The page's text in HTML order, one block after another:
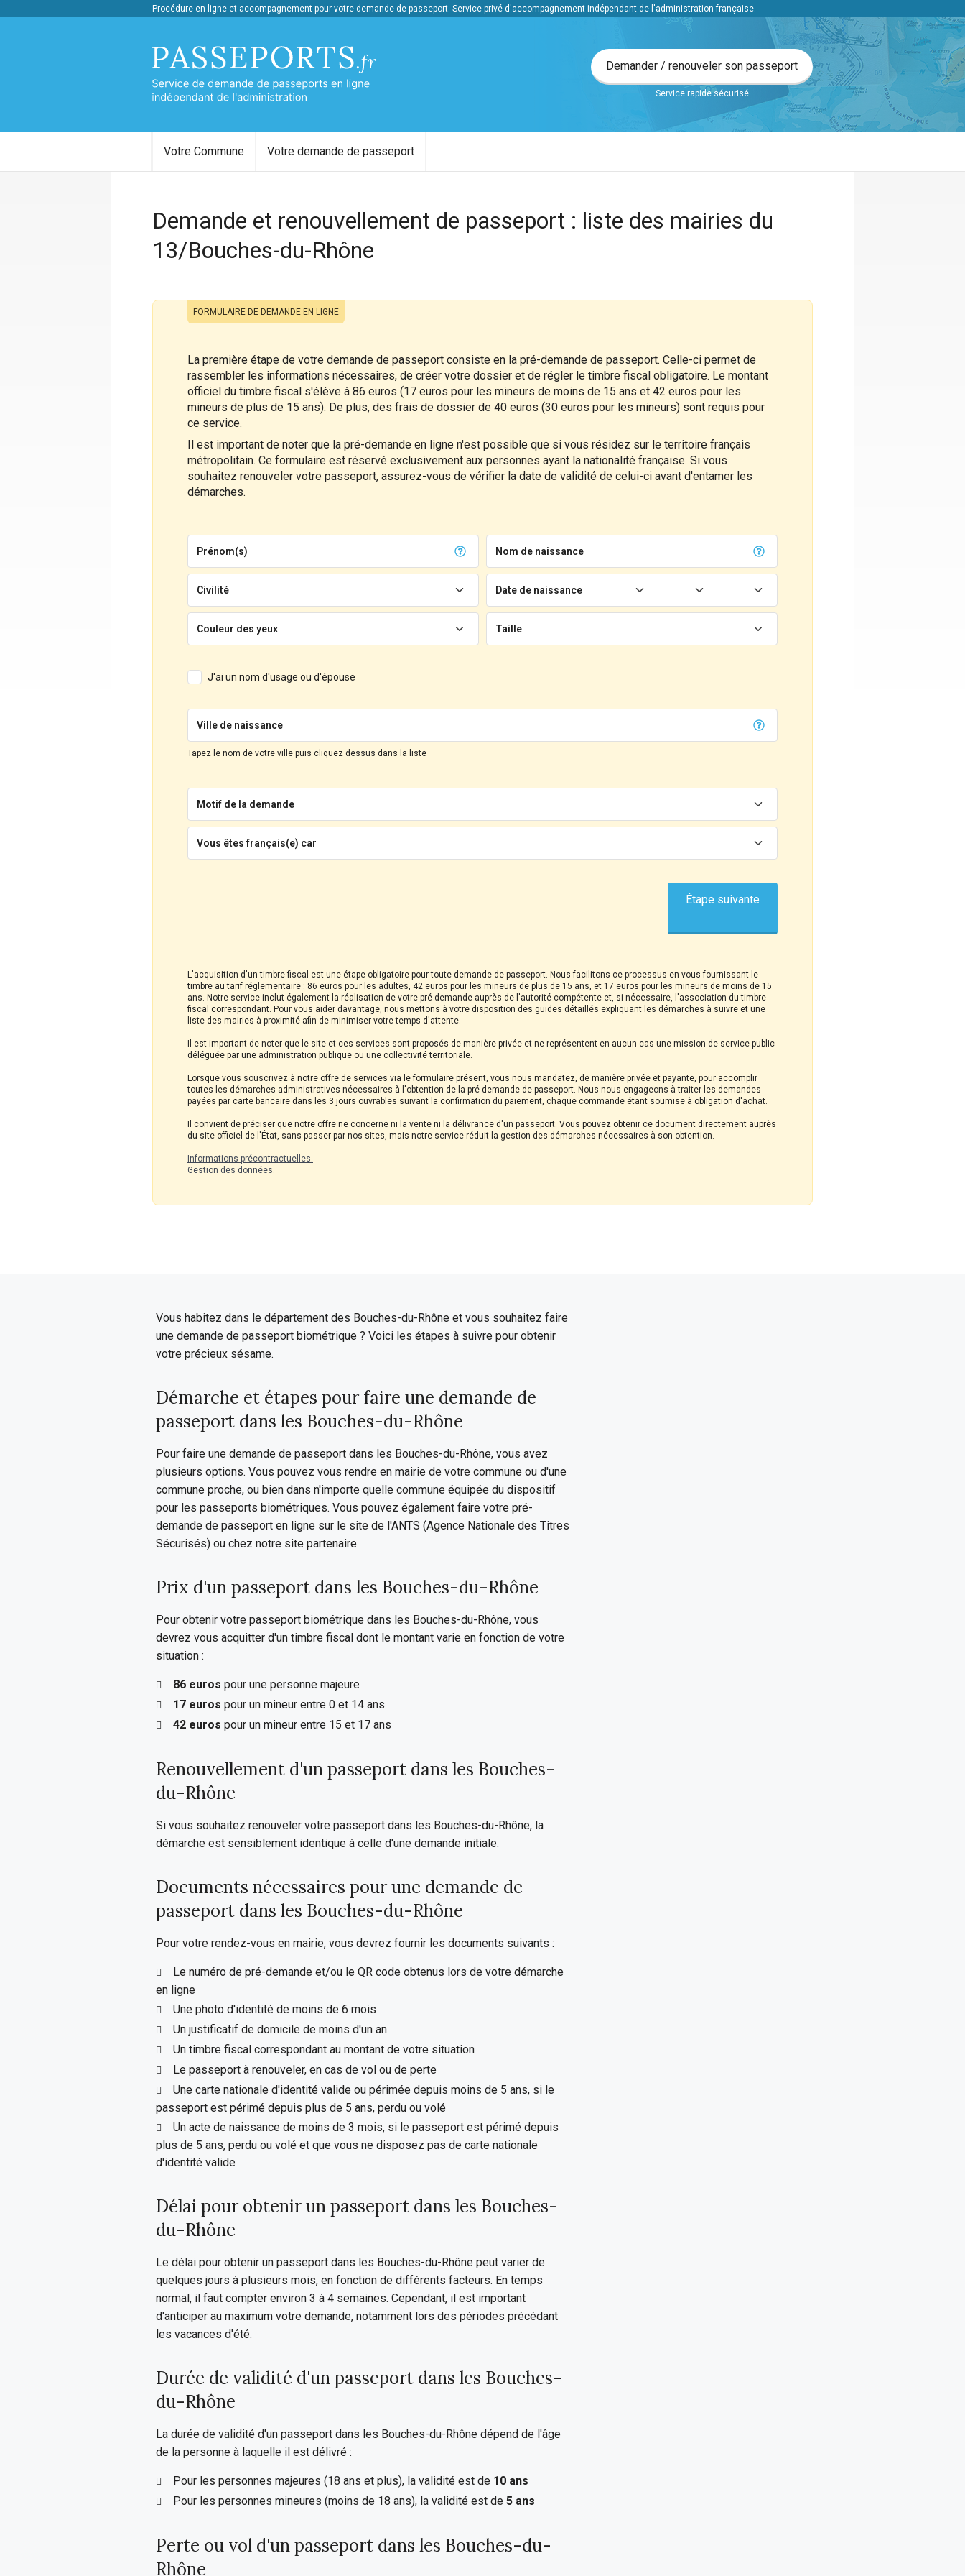
Procédure en ligne et accompagnement pour votre demande de passeport. Service privé d'accompagnement indépendant de l'administration française.
Demarchespasseports.fr, votre demande de passeport en ligne
Demander / renouveler son passeport
Service rapide sécurisé
Votre Commune Votre demande de passeport
Demande et renouvellement de passeport : liste des mairies du
13/Bouches-du-Rhône
FORMULAIRE DE DEMANDE EN LIGNE
La première étape de votre demande de passeport consiste en la pré-demande de passeport. Celle-ci permet de
rassembler les informations nécessaires, de créer votre dossier et de régler le timbre fiscal obligatoire. Le montant
officiel du timbre fiscal s'élève à 86 euros (17 euros pour les mineurs de moins de 15 ans et 42 euros pour les
mineurs de plus de 15 ans). De plus, des frais de dossier de 40 euros (30 euros pour les mineurs) sont requis pour
ce service.
Il est important de noter que la pré-demande en ligne n'est possible que si vous résidez sur le territoire français
métropolitain. Ce formulaire est réservé exclusivement aux personnes ayant la nationalité française. Si vous
souhaitez renouveler votre passeport, assurez-vous de vérifier la date de validité de celui-ci avant d'entamer les
démarches.
Prénom(s) Nom de naissance
Civilité Date de naissance
Couleur des yeux Taille
J'ai un nom d'usage ou d'épouse
Ville de naissance
Tapez le nom de votre ville puis cliquez dessus dans la liste
Motif de la demande
Vous êtes français(e) car
L'acquisition d'un timbre fiscal est une étape obligatoire pour toute demande de passeport. Nous facilitons ce processus en vous fournissant le
timbre au tarif réglementaire : 86 euros pour les adultes, 42 euros pour les mineurs de plus de 15 ans, et 17 euros pour les mineurs de moins de 15
ans. Notre service inclut également la réalisation de votre pré-demande auprès de l'autorité compétente et, si nécessaire, l'association du timbre
fiscal correspondant. Pour vous aider davantage, nous mettons à votre disposition des guides détaillés expliquant les démarches à suivre et une
liste des mairies à proximité afin de minimiser votre temps d'attente.
Il est important de noter que le site et ces services sont proposés de manière privée et ne représentent en aucun cas une mission de service public
déléguée par une administration publique ou une collectivité territoriale.
Lorsque vous souscrivez à notre offre de services via le formulaire présent, vous nous mandatez, de manière privée et payante, pour accomplir
toutes les démarches administratives nécessaires à l'obtention de la pré-demande de passeport. Nous nous engageons à traiter les demandes
payées par carte bancaire dans les 3 jours ouvrables suivant la confirmation du paiement, chaque commande étant soumise à obligation d'achat.
Il convient de préciser que notre offre ne concerne ni la vente ni la délivrance d'un passeport. Vous pouvez obtenir ce document directement auprès
du site officiel de l'État, sans passer par nos sites, mais notre service réduit la gestion des démarches nécessaires à son obtention.
Informations précontractuelles.
Gestion des données.
Vous habitez dans le département des Bouches-du-Rhône et vous souhaitez faire
une demande de passeport biométrique ? Voici les étapes à suivre pour obtenir
votre précieux sésame.
Démarche et étapes pour faire une demande de
passeport dans les Bouches-du-Rhône
Pour faire une demande de passeport dans les Bouches-du-Rhône, vous avez
plusieurs options. Vous pouvez vous rendre en mairie de votre commune ou d'une
commune proche, ou bien dans n'importe quelle commune équipée du dispositif
pour les passeports biométriques. Vous pouvez également faire votre pré-
demande de passeport en ligne sur le site de l'ANTS (Agence Nationale des Titres
Sécurisés) ou chez notre site partenaire.
Prix d'un passeport dans les Bouches-du-Rhône
Pour obtenir votre passeport biométrique dans les Bouches-du-Rhône, vous
devrez vous acquitter d'un timbre fiscal dont le montant varie en fonction de votre
situation :
86 euros pour une personne majeure
17 euros pour un mineur entre 0 et 14 ans
42 euros pour un mineur entre 15 et 17 ans
Renouvellement d'un passeport dans les Bouches-
du-Rhône
Si vous souhaitez renouveler votre passeport dans les Bouches-du-Rhône, la
démarche est sensiblement identique à celle d'une demande initiale.
Documents nécessaires pour une demande de
passeport dans les Bouches-du-Rhône
Pour votre rendez-vous en mairie, vous devrez fournir les documents suivants :
Le numéro de pré-demande et/ou le QR code obtenus lors de votre démarche
en ligne
Une photo d'identité de moins de 6 mois
Un justificatif de domicile de moins d'un an
Un timbre fiscal correspondant au montant de votre situation
Le passeport à renouveler, en cas de vol ou de perte
Une carte nationale d'identité valide ou périmée depuis moins de 5 ans, si le
passeport est périmé depuis plus de 5 ans, perdu ou volé
Un acte de naissance de moins de 3 mois, si le passeport est périmé depuis
plus de 5 ans, perdu ou volé et que vous ne disposez pas de carte nationale
d'identité valide
Délai pour obtenir un passeport dans les Bouches-
du-Rhône
Le délai pour obtenir un passeport dans les Bouches-du-Rhône peut varier de
quelques jours à plusieurs mois, en fonction de différents facteurs. En temps
normal, il faut compter environ 3 à 4 semaines. Cependant, il est important
d'anticiper au maximum votre demande, notamment lors des périodes précédant
les vacances d'été.
Durée de validité d'un passeport dans les Bouches-
du-Rhône
La durée de validité d'un passeport dans les Bouches-du-Rhône dépend de l'âge
de la personne à laquelle il est délivré :
Pour les personnes majeures (18 ans et plus), la validité est de 10 ans
Pour les personnes mineures (moins de 18 ans), la validité est de 5 ans
Perte ou vol d'un passeport dans les Bouches-du-
Rhône